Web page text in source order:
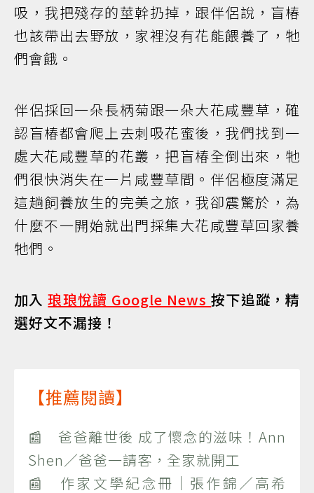
吸，我把殘存的莖幹扔掉，跟伴侶說，盲椿
也該帶出去野放，家裡沒有花能餵養了，牠
們會餓。
伴侶採回一朵長柄菊跟一朵大花咸豐草，確
認盲椿都會爬上去刺吸花蜜後，我們找到一
處大花咸豐草的花叢，把盲椿全倒出來，牠
們很快消失在一片咸豐草間。伴侶極度滿足
這趟飼養放生的完美之旅，我卻震驚於，為
什麼不一開始就出門採集大花咸豐草回家養
牠們。
加入琅琅悅讀 Google News按下追蹤，精
選好文不漏接！
【推薦閱讀】
📰 爸爸離世後 成了懷念的滋味！Ann
Shen／爸爸一請客，全家就開工
📰 作家文學紀念冊｜張作錦／高希